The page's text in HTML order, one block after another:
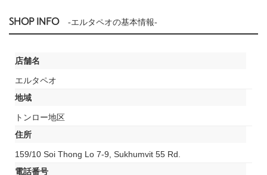
SHOP INFO -エルタペオの基本情報-
店舗名
エルタペオ
地域
トンロー地区
住所
159/10 Soi Thong Lo 7-9, Sukhumvit 55 Rd.
電話番号